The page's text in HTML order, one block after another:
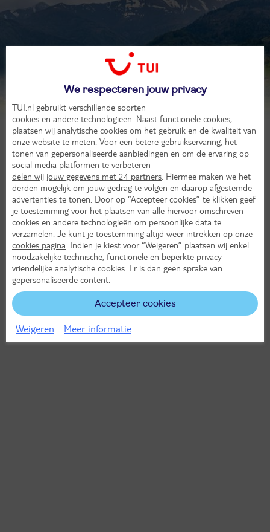
Sankt Peter am Kammersberg
We respecteren jouw privacy
TUI.nl gebruikt verschillende soorten
cookies en andere technologieën . Naast functionele cookies,
plaatsen wij analytische cookies om het gebruik en de kwaliteit van
onze website te meten. Voor een betere gebruikservaring, het
tonen van gepersonaliseerde aanbiedingen en om de ervaring op
social media platformen te verbeteren
delen wij jouw gegevens met 24 partners . Hiermee maken we het
derden mogelijk om jouw gedrag te volgen en daarop afgestemde
advertenties te tonen. Door op “Accepteer cookies” te klikken geef
je toestemming voor het plaatsen van alle hiervoor omschreven
cookies en andere technologieën om persoonlijke data te
verzamelen. Je kunt je toestemming altijd weer intrekken op onze
cookies pagina . Indien je kiest voor “Weigeren” plaatsen wij enkel
noodzakelijke technische, functionele en beperkte privacy-
vriendelijke analytische cookies. Er is dan geen sprake van
gepersonaliseerde content.
Accepteer cookies
Weigeren Meer informatie